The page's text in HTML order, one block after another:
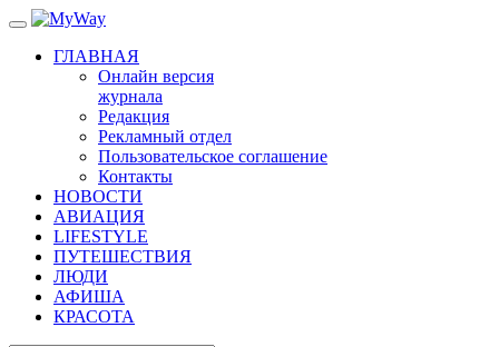
ГЛАВНАЯ
Онлайн версия
журнала
Редакция
Рекламный отдел
Пользовательское соглашение
Контакты
НОВОСТИ
АВИАЦИЯ
LIFESTYLE
ПУТЕШЕСТВИЯ
ЛЮДИ
АФИША
КРАСОТА